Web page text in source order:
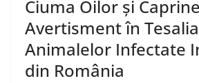
Ciuma Oilor și
Avertisment în
Animalelor Infectate
din România